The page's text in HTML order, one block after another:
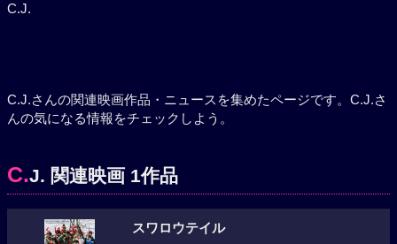
C.J.
C.J.さんの関連映画作品・ニュースを集めたページです。C.J.さ
んの気になる情報をチェックしよう。
C.J. 関連映画 1作品
スワロウテイル